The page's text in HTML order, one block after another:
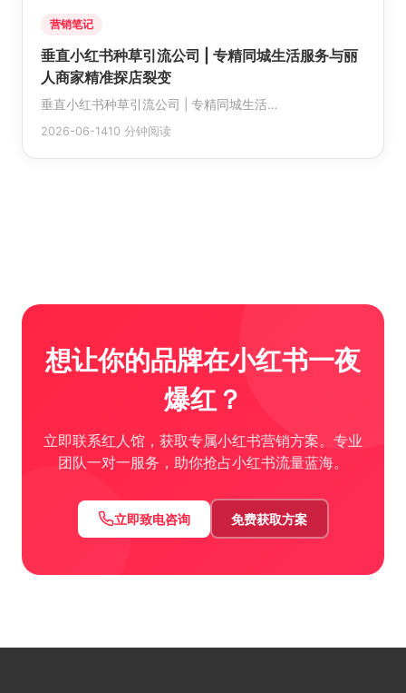
营销笔记
垂直小红书种草引流公司 | 专精同城生活服务与丽
人商家精准探店裂变
垂直小红书种草引流公司 | 专精同城生活…
2026-06-1410 分钟阅读
想让你的品牌在小红书一夜
爆红？
立即联系红人馆，获取专属小红书营销方案。专业
团队一对一服务，助你抢占小红书流量蓝海。
立即致电咨询 免费获取方案